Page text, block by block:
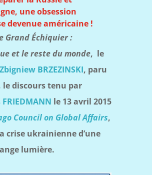
une obsession
devenue américaine !
Grand Échiquier :
et le reste du monde, le
Zbigniew BRZEZINSKI, paru
le discours tenu par
le 13 avril 2015
Council on Global Affairs,
crise ukrainienne d’une
lumière.